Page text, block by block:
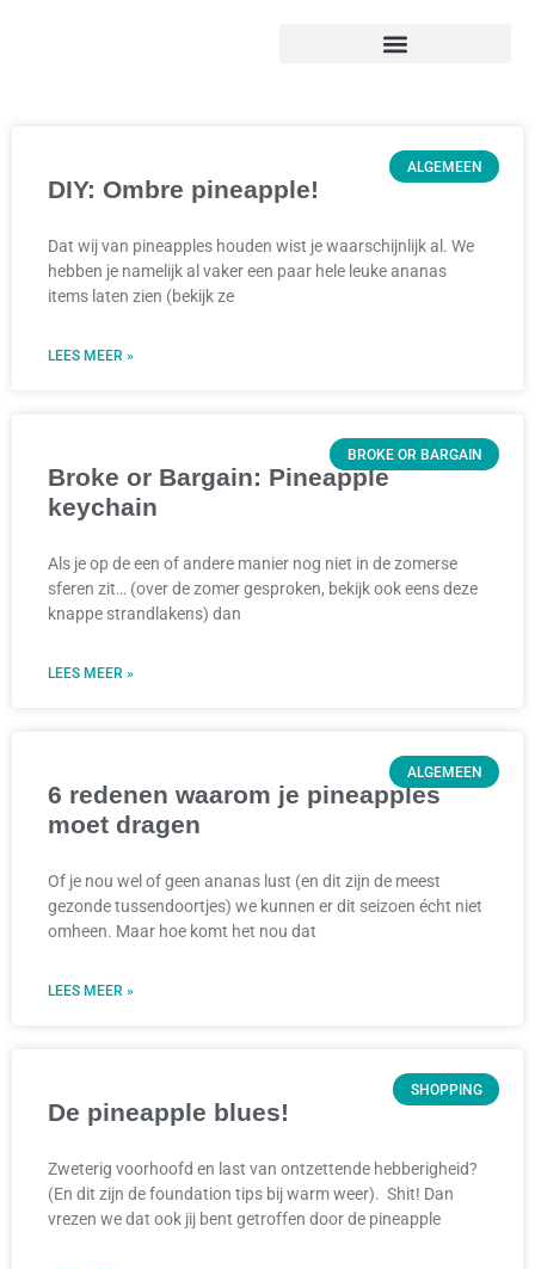
ALGEMEEN
DIY: Ombre pineapple!
Dat wij van pineapples houden wist je waarschijnlijk al. We
hebben je namelijk al vaker een paar hele leuke ananas
items laten zien (bekijk ze
LEES MEER »
BROKE OR BARGAIN
Broke or Bargain: Pineapple
keychain
Als je op de een of andere manier nog niet in de zomerse
sferen zit… (over de zomer gesproken, bekijk ook eens deze
knappe strandlakens) dan
LEES MEER »
ALGEMEEN
6 redenen waarom je pineapples
moet dragen
Of je nou wel of geen ananas lust (en dit zijn de meest
gezonde tussendoortjes) we kunnen er dit seizoen écht niet
omheen. Maar hoe komt het nou dat
LEES MEER »
SHOPPING
De pineapple blues!
Zweterig voorhoofd en last van ontzettende hebberigheid?
(En dit zijn de foundation tips bij warm weer). Shit! Dan
vrezen we dat ook jij bent getroffen door de pineapple